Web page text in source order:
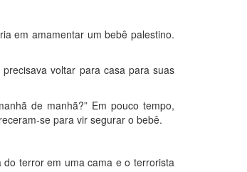
em amamentar um bebê palestino.
voltar para casa para suas
de manhã?” Em pouco tempo,
se para vir segurar o bebê.
terror em uma cama e o terrorista